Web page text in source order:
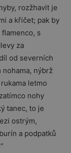
rozžhavit je
a křičet; pak by
s
za
od severních
nýbrž
letmo
nohy
tanec, to je
ostrým,
a podpatků